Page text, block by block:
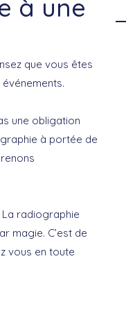
à une
que vous êtes
une obligation
à portée de
radiographie
magie. C’est de
vous en toute